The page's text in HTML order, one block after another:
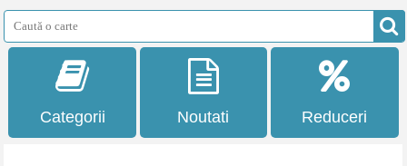
Categorii Noutati Reduceri